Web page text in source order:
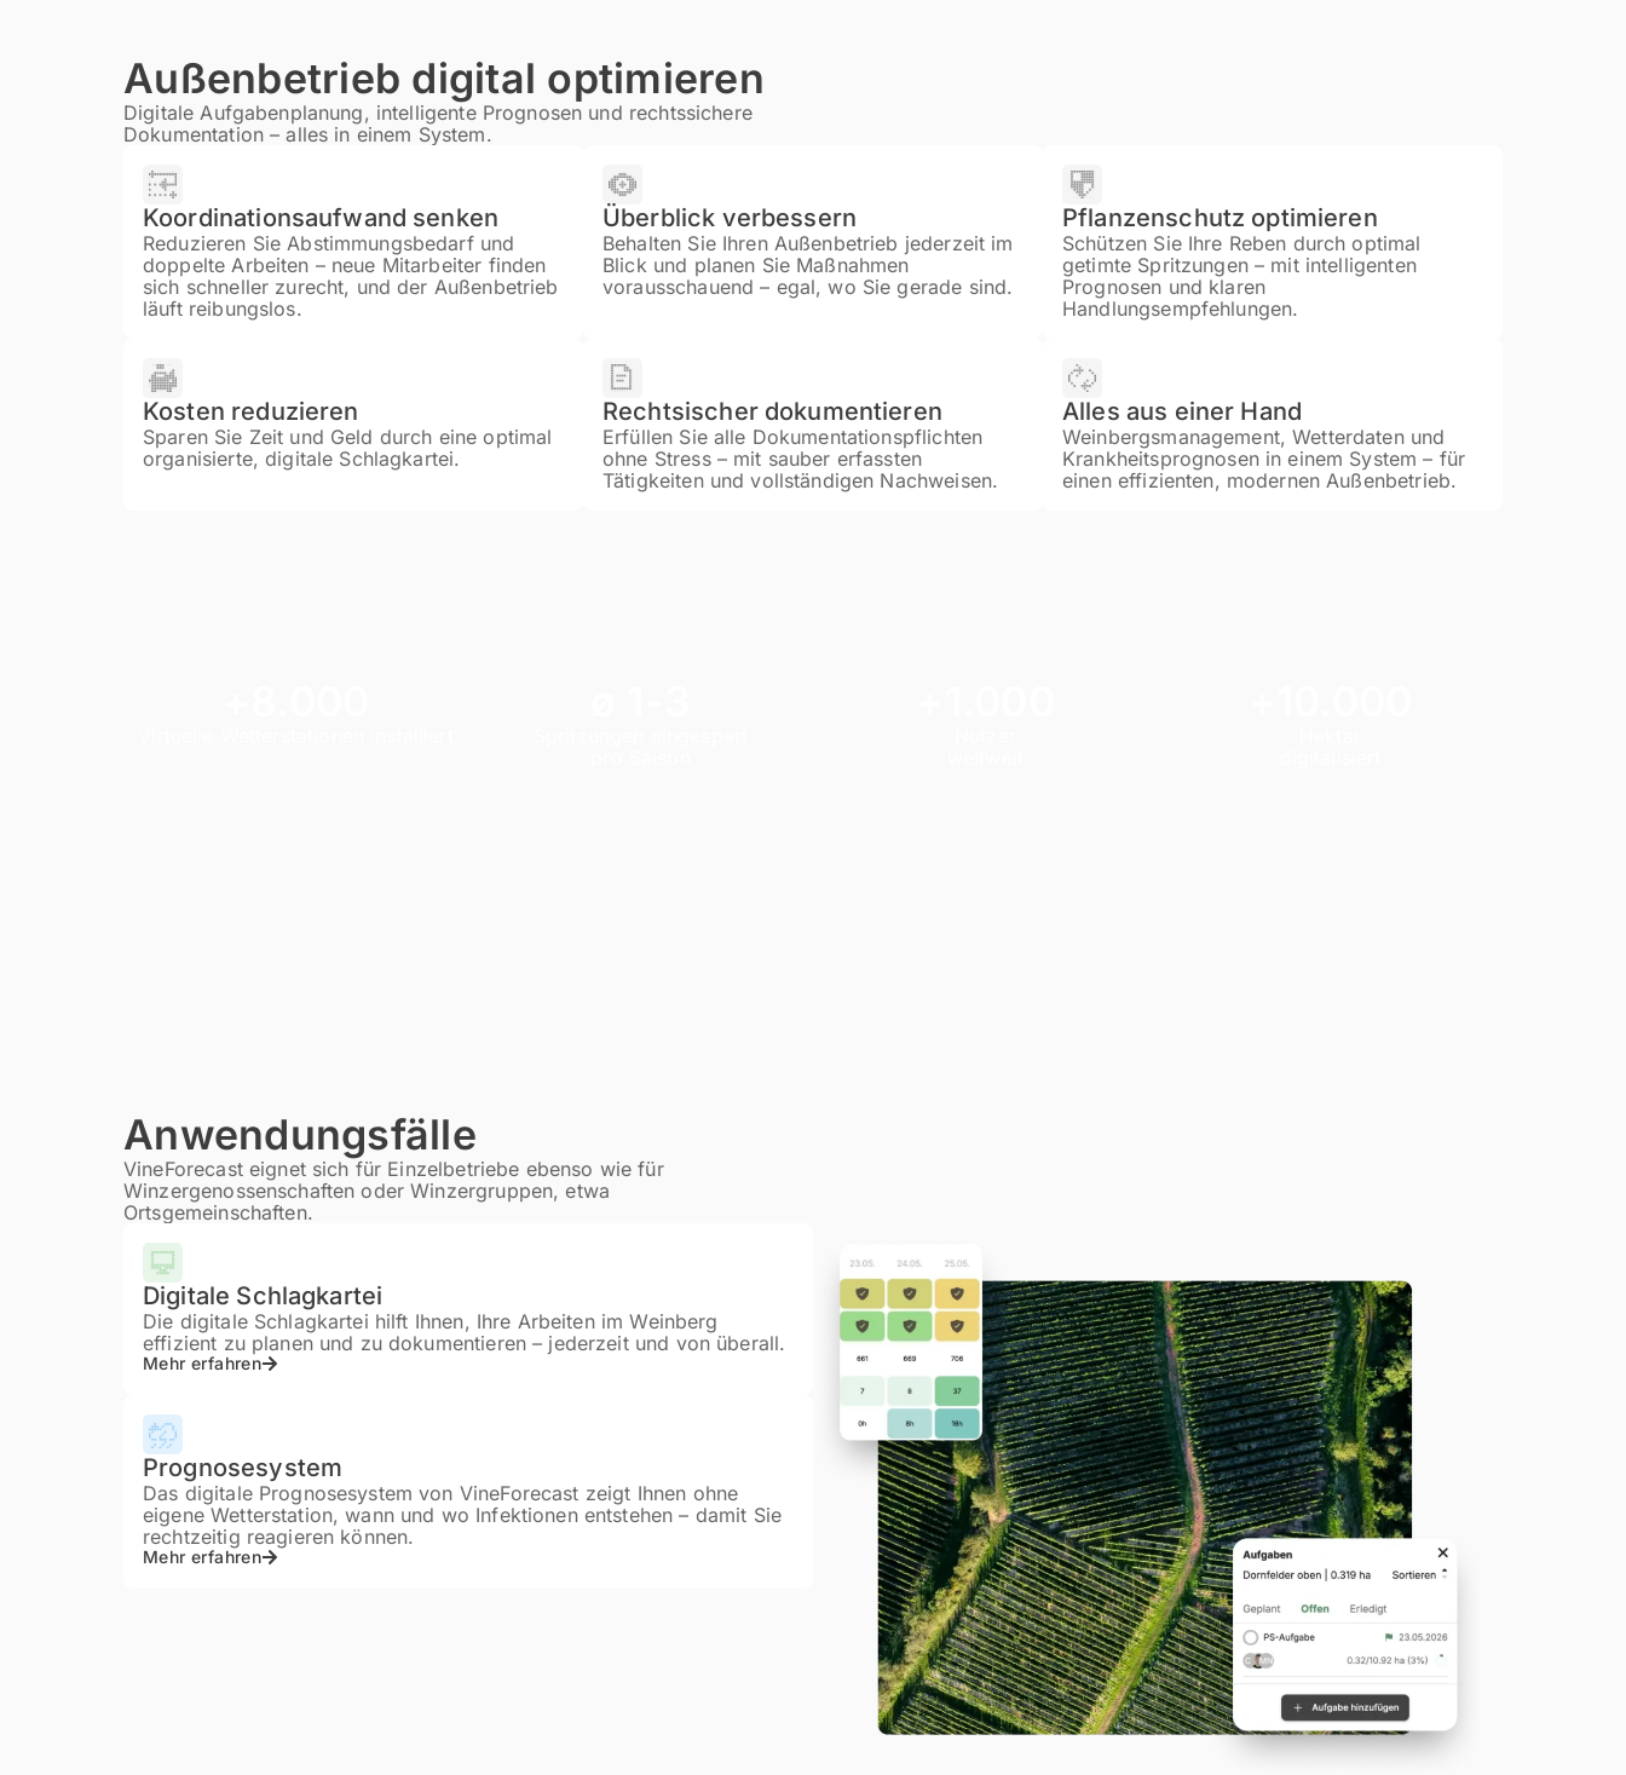
Außenbetrieb digital optimieren
Digitale Aufgabenplanung, intelligente Prognosen und rechtssichere
Dokumentation – alles in einem System.
Koordinationsaufwand senken
Reduzieren Sie Abstimmungsbedarf und
doppelte Arbeiten – neue Mitarbeiter finden
sich schneller zurecht, und der Außenbetrieb
läuft reibungslos.
Überblick verbessern
Behalten Sie Ihren Außenbetrieb jederzeit im
Blick und planen Sie Maßnahmen
vorausschauend – egal, wo Sie gerade sind.
Pflanzenschutz optimieren
Schützen Sie Ihre Reben durch optimal
getimte Spritzungen – mit intelligenten
Prognosen und klaren
Handlungsempfehlungen.
Kosten reduzieren
Sparen Sie Zeit und Geld durch eine optimal
organisierte, digitale Schlagkartei.
Rechtsischer dokumentieren
Erfüllen Sie alle Dokumentationspflichten
ohne Stress – mit sauber erfassten
Tätigkeiten und vollständigen Nachweisen.
Alles aus einer Hand
Weinbergsmanagement, Wetterdaten und
Krankheitsprognosen in einem System – für
einen effizienten, modernen Außenbetrieb.
Anwendungsfälle
VineForecast eignet sich für Einzelbetriebe ebenso wie für
Winzergenossenschaften oder Winzergruppen, etwa
Ortsgemeinschaften.
Digitale Schlagkartei
Die digitale Schlagkartei hilft Ihnen, Ihre Arbeiten im Weinberg
effizient zu planen und zu dokumentieren – jederzeit und von überall.
Mehr erfahren
Prognosesystem
Das digitale Prognosesystem von VineForecast zeigt Ihnen ohne
eigene Wetterstation, wann und wo Infektionen entstehen – damit Sie
rechtzeitig reagieren können.
Mehr erfahren